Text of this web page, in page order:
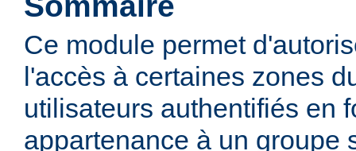
Ce module permet
l'accès à certaines zones
utilisateurs authentifiés en
appartenance à un groupe